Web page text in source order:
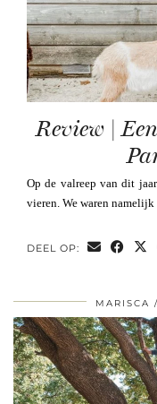
Review |
Op de valreep van dit
vieren. We waren
DEEL OP:
MARISCA